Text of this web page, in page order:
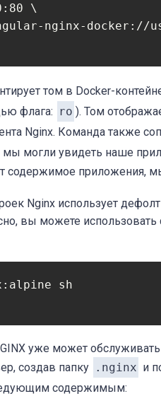
\
nginx-docker://
том в Docker-
флага: ro ). Том
Nginx. Команда также
мы могли увидеть наше
содержимое приложения,
Nginx использует
вы можете
уже может
создав папку .nginx и
содержимым: